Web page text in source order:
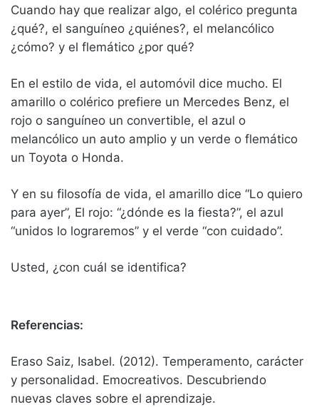
Cuando hay que realizar algo, el colérico pregunta
¿qué?, el sanguíneo ¿quiénes?, el melancólico
¿cómo? y el flemático ¿por qué?
En el estilo de vida, el automóvil dice mucho. El
amarillo o colérico prefiere un Mercedes Benz, el
rojo o sanguíneo un convertible, el azul o
melancólico un auto amplio y un verde o flemático
un Toyota o Honda.
Y en su filosofía de vida, el amarillo dice “Lo quiero
para ayer”, El rojo: “¿dónde es la fiesta?”, el azul
“unidos lo lograremos” y el verde “con cuidado”.
Usted, ¿con cuál se identifica?
Referencias:
Eraso Saiz, Isabel. (2012). Temperamento, carácter
y personalidad. Emocreativos. Descubriendo
nuevas claves sobre el aprendizaje.